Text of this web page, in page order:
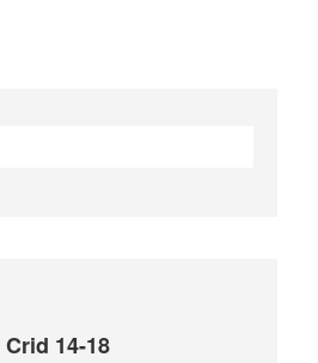
14-18